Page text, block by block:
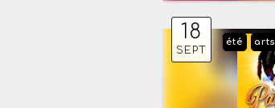
18
SEPT
arts
été